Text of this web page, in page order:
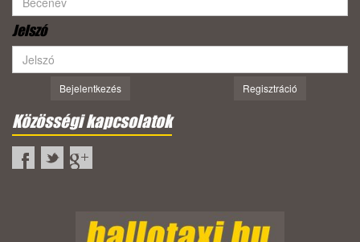
Jelszó
Bejelentkezés Regisztráció
Közösségi kapcsolatok